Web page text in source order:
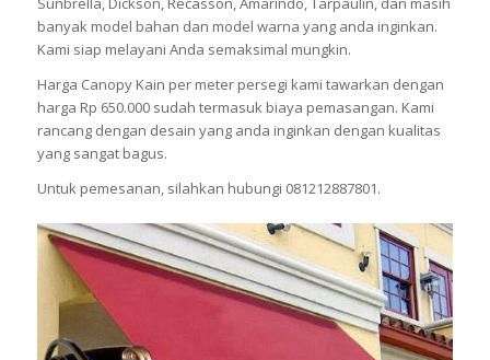
banyak model bahan dan model warna yang anda inginkan.
Kami siap melayani Anda semaksimal mungkin.
Harga Canopy Kain per meter persegi kami tawarkan dengan
harga Rp 650.000 sudah termasuk biaya pemasangan. Kami
rancang dengan desain yang anda inginkan dengan kualitas
yang sangat bagus.
Untuk pemesanan, silahkan hubungi 081212887801.